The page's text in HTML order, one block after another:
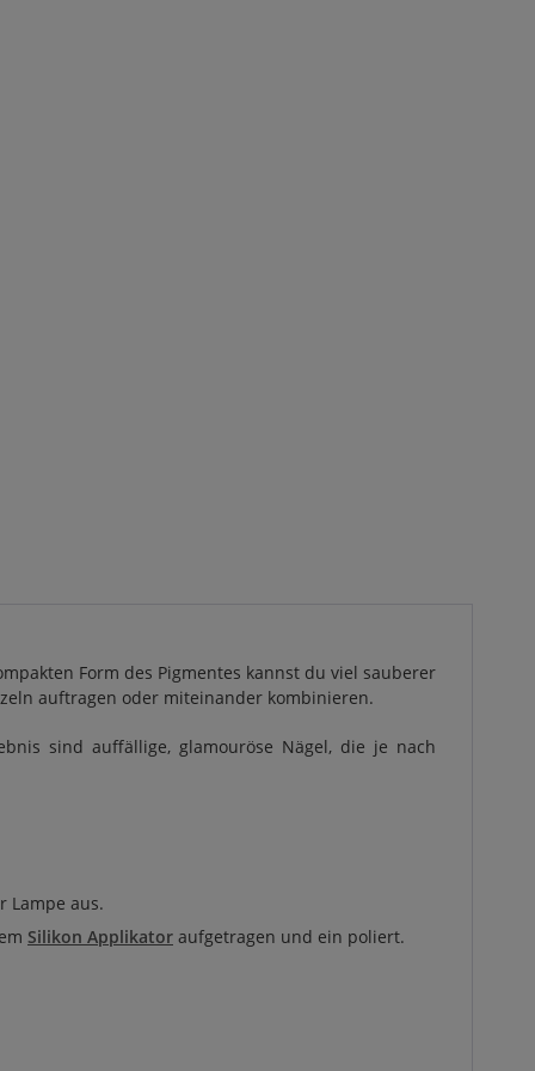
Form des Pigmentes kannst du viel sauberer
auftragen oder miteinander kombinieren.
sind auffällige, glamouröse Nägel, die je nach
Lampe aus.
Silikon Applikator aufgetragen und ein poliert.